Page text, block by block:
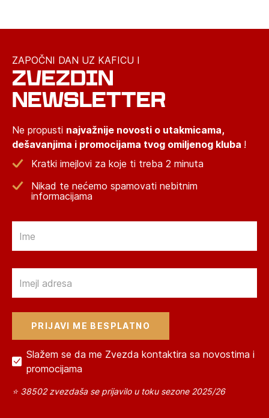
ZAPOČNI DAN UZ KAFICU I
ZVEZDIN
NEWSLETTER
Ne propusti najvažnije novosti o utakmicama,
dešavanjima i promocijama tvog omiljenog kluba !
Kratki imejlovi za koje ti treba 2 minuta
Nikad te nećemo spamovati nebitnim
informacijama
Slažem se da me Zvezda kontaktira sa novostima i
promocijama
⭐ 38502 zvezdaša se prijavilo u toku sezone 2025/26